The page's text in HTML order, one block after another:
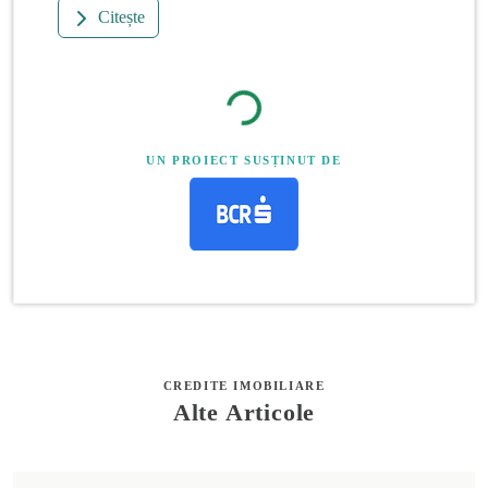
Citește
UN PROIECT SUSȚINUT DE
CREDITE IMOBILIARE
Alte Articole